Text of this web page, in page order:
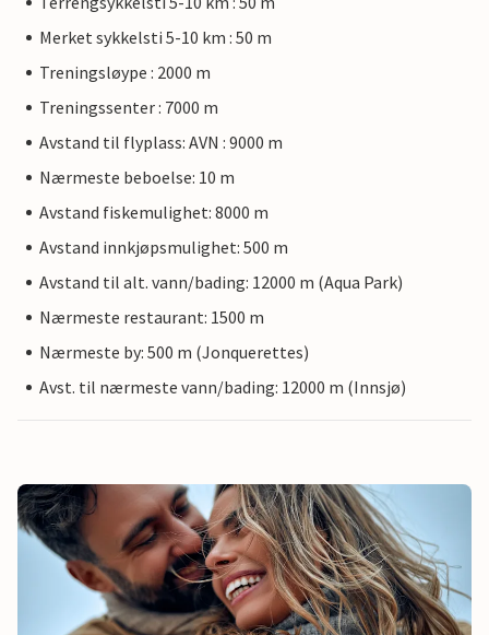
Merket sykkelsti 5-10 km : 50 m
Treningsløype : 2000 m
Treningssenter : 7000 m
Avstand til flyplass: AVN : 9000 m
Nærmeste beboelse: 10 m
Avstand fiskemulighet: 8000 m
Avstand innkjøpsmulighet: 500 m
Avstand til alt. vann/bading: 12000 m (Aqua Park)
Nærmeste restaurant: 1500 m
Nærmeste by: 500 m (Jonquerettes)
Avst. til nærmeste vann/bading: 12000 m (Innsjø)